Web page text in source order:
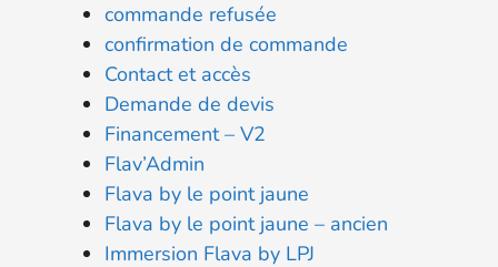
commande refusée
confirmation de commande
Contact et accès
Demande de devis
Financement – V2
Flav’Admin
Flava by le point jaune
Flava by le point jaune – ancien
Immersion Flava by LPJ